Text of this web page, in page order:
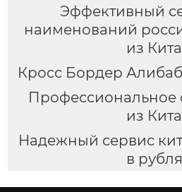
Эффективный
наименований
из
Кросс Бордер
Профессиональное
из
Надежный сервис
в